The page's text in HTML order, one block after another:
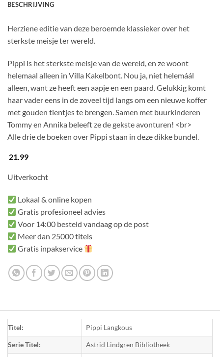
BESCHRIJVING
Herziene editie van deze beroemde klassieker over het
sterkste meisje ter wereld.
Pippi is het sterkste meisje van de wereld, en ze woont
helemaal alleen in Villa Kakelbont. Nou ja, niet helemáál
alleen, want ze heeft een aapje en een paard. Gelukkig komt
haar vader eens in de zoveel tijd langs om een nieuwe koffer
met gouden tientjes te brengen. Samen met buurkinderen
Tommy en Annika beleeft ze de gekste avonturen! <br>
Alle drie de boeken over Pippi staan in deze dikke bundel.
21.99
Uitverkocht
Lokaal & online kopen
Gratis profesioneel advies
Voor 14:00 besteld vandaag op de post
Meer dan 25000 titels
Gratis inpakservice
Titel: Pippi Langkous
Serie Titel: Astrid Lindgren Bibliotheek